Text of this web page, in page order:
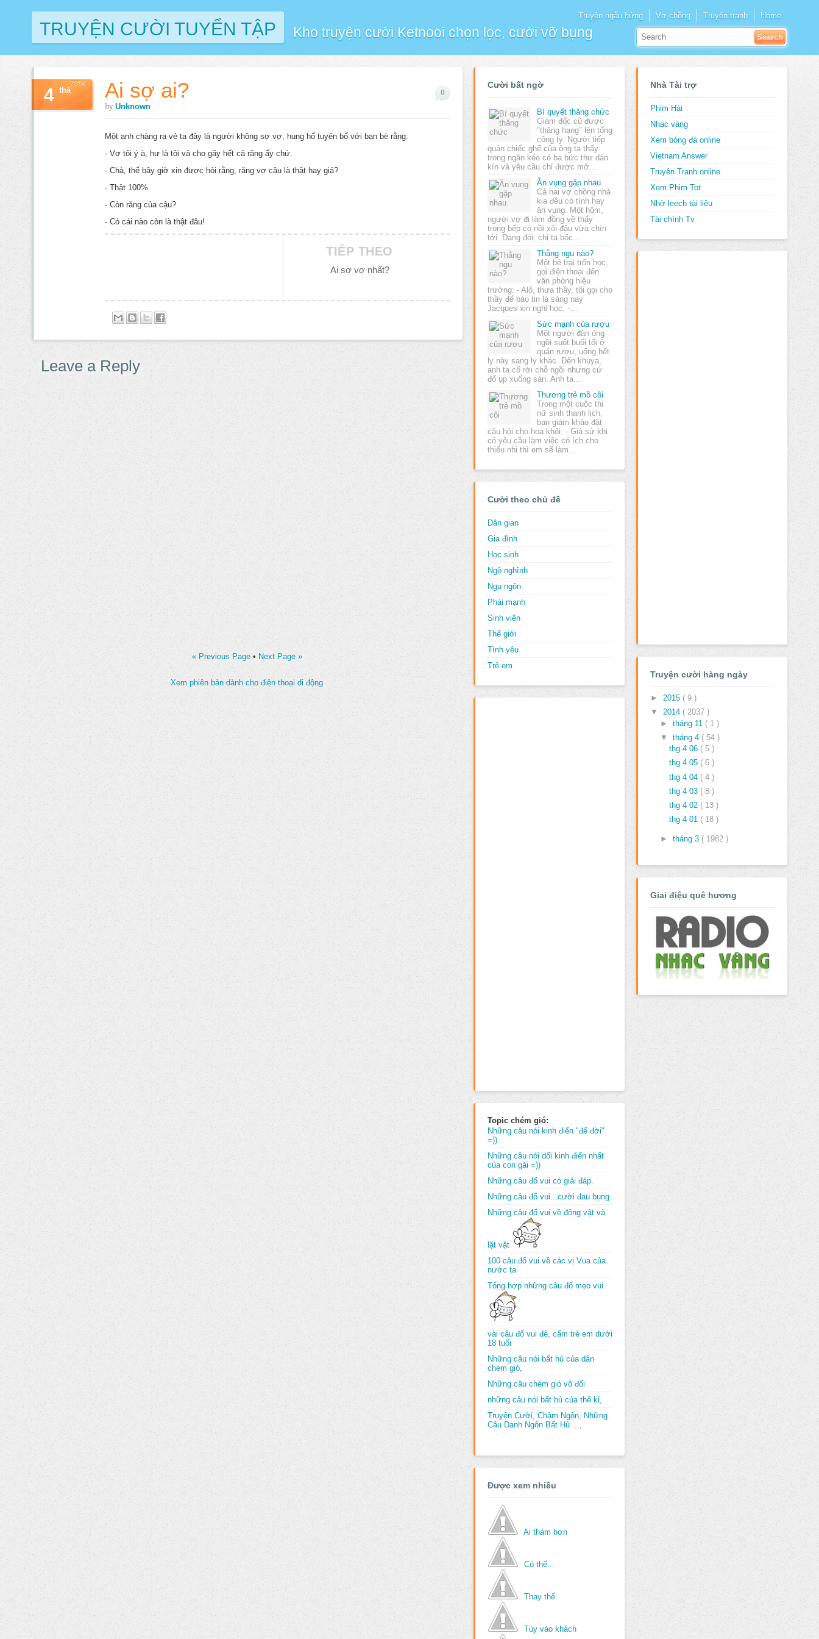
TRUYỆN CƯỜI TUYỂN TẬP Kho truyện cười Ketnooi chọn lọc, cười vỡ bụng
Truyện ngẫu hứng Vợ chồng Truyện tranh Home
Ai sợ ai?
by Unknown
4 thá
2014
0
Một anh chàng ra vẻ ta đây là người không sợ vợ, hung hổ tuyên bố với bạn bè rằng:
- Vợ tôi ý à, hư là tôi vả cho gãy hết cả răng ấy chứ.
- Chà, thế bây giờ xin được hỏi rằng, răng vợ cậu là thật hay giả?
- Thật 100%
- Còn răng của cậu?
- Có cái nào còn là thật đâu!
TIẾP THEO
Ai sợ vợ nhất?
Leave a Reply
« Previous Page • Next Page »
Xem phiên bản dành cho điện thoại di động
Cười bất ngờ
Bí quyết thăng chức
Giám đốc cũ được
"thăng hạng" lên tổng
công ty. Người tiếp
quản chiếc ghế của ông ta thấy
trong ngăn kéo có ba bức thư dán
kín và yêu cầu chỉ được mở…
Ăn vụng gặp nhau
Cả hai vợ chồng nhà
kia đều có tính hay
ăn vụng. Một hôm,
người vợ đi làm đồng về thấy
trong bếp có nồi xôi đậu vừa chín
tới. Ðang đói, chị ta bốc…
Thằng ngu nào?
Một bé trai trốn học,
gọi điện thoại đến
văn phòng hiệu
trưởng: - Alô, thưa thầy, tôi gọi cho
thầy để báo tin là sáng nay
Jacques xin nghỉ học. -…
Sức mạnh của rượu
Một người đàn ông
ngồi suốt buổi tối ở
quán rượu, uống hết
ly này sang ly khác. Đến khuya,
anh ta cố rời chỗ ngồi nhưng cứ
đổ ụp xuống sàn. Anh ta…
Thương trẻ mồ côi
Trong một cuộc thi
nữ sinh thanh lịch,
ban giám khảo đặt
câu hỏi cho hoa khôi: - Giả sử khi
có yêu cầu làm việc có ích cho
thiếu nhi thì em sẽ làm…
Cười theo chủ đề
Dân gian
Gia đình
Học sinh
Ngộ nghĩnh
Ngụ ngôn
Phái mạnh
Sinh viên
Thế giới
Tình yêu
Trẻ em
Topic chém gió:
Những câu nói kinh điển "để đời"
=))
Những câu nói dối kinh điển nhất
của con gái =))
Những câu đố vui có giải đáp.
Những câu đố vui...cười đau bụng
Những câu đố vui về động vật và
lặt vặt
100 câu đố vui về các vị Vua của
nước ta
Tổng hợp những câu đố mẹo vui
vài câu đố vui đê, cấm trẻ em dưới
18 tuổi
Những câu nói bất hủ của dân
chém gió,
Những câu chém gió vô đối
những câu nói bất hủ của thế kỉ,
Truyện Cười, Châm Ngôn, Những
Câu Danh Ngôn Bất Hủ ...,
Được xem nhiều
Ai thảm hơn
Có thể...
Thay thế
Tùy vào khách
Nhà Tài trợ
Phim Hài
Nhạc vàng
Xem bóng đá online
Vietnam Answer
Truyên Tranh online
Xem Phim Tot
Nhờ leech tài liệu
Tài chính Tv
Truyện cười hàng ngày
► 2015 ( 9 )
▼ 2014 ( 2037 )
► tháng 11 ( 1 )
▼ tháng 4 ( 54 )
thg 4 06 ( 5 )
thg 4 05 ( 6 )
thg 4 04 ( 4 )
thg 4 03 ( 8 )
thg 4 02 ( 13 )
thg 4 01 ( 18 )
► tháng 3 ( 1982 )
Giai điệu quê hương